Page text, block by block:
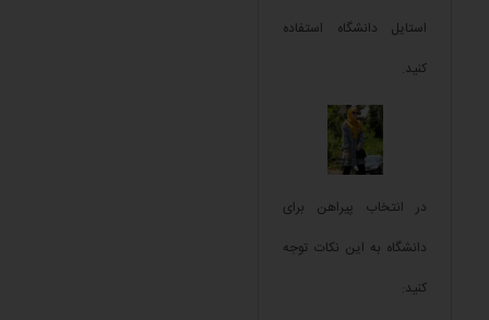
استایل دانشگاه استفاده
کنید.
در انتخاب پیراهن برای
دانشگاه به این نکات توجه
کنید: